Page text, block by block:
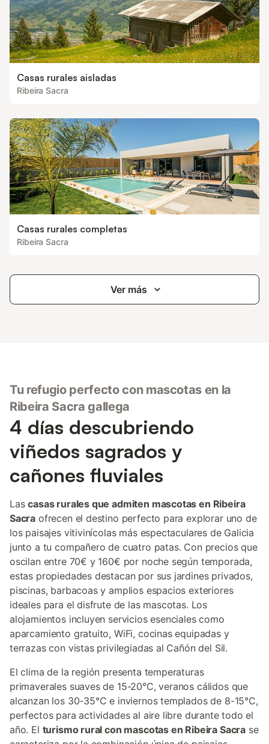
Casas rurales aisladas
Ribeira Sacra
Casas rurales completas
Ribeira Sacra
Ver más
Tu refugio perfecto con mascotas en la
Ribeira Sacra gallega
4 días descubriendo
viñedos sagrados y
cañones fluviales
Lascasas rurales que admiten mascotas en Ribeira
Sacra ofrecen el destino perfecto para explorar uno de
los paisajes vitivinícolas más espectaculares de Galicia
junto a tu compañero de cuatro patas. Con precios que
oscilan entre 70€ y 160€ por noche según temporada,
estas propiedades destacan por sus jardines privados,
piscinas, barbacoas y amplios espacios exteriores
ideales para el disfrute de las mascotas. Los
alojamientos incluyen servicios esenciales como
aparcamiento gratuito, WiFi, cocinas equipadas y
terrazas con vistas privilegiadas al Cañón del Sil.
El clima de la región presenta temperaturas
primaverales suaves de 15-20°C, veranos cálidos que
alcanzan los 30-35°C e inviernos templados de 8-15°C,
perfectos para actividades al aire libre durante todo el
año. El turismo rural con mascotas en Ribeira Sacra se